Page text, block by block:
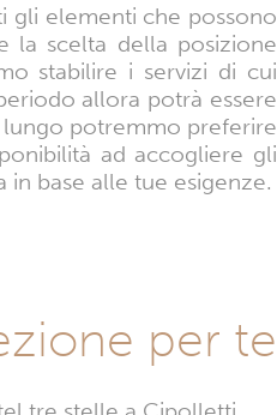
gli elementi che possono
la scelta della posizione
stabilire i servizi di cui
allora potrà essere
lungo potremmo preferire
ad accogliere gli
base alle tue esigenze.
per te